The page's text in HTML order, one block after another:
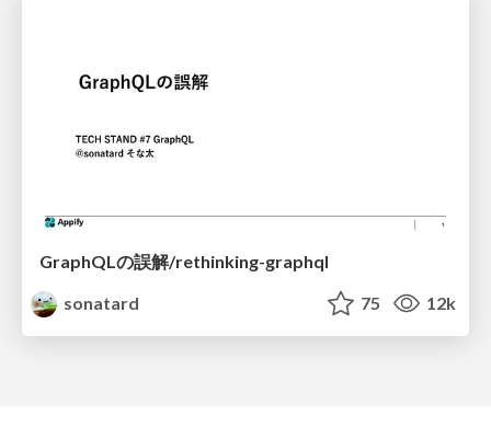
GraphQLの誤解/rethinking-graphql
sonatard
75 12k